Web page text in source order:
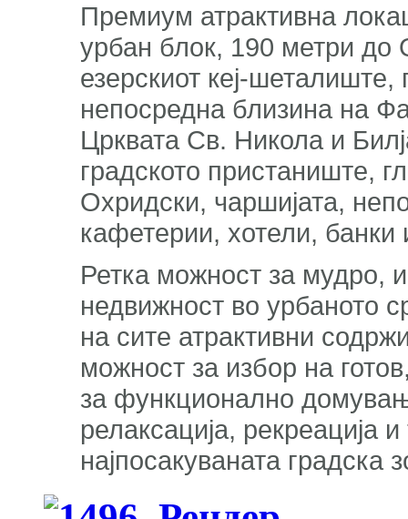
Премиум атрактивна
урбан блок, 190 метри
езерскиот кеј-
непосредна близина на
Црквата Св. Никола и
градското пристаниште,
Охридски, чаршијата,
кафетерии, хотели, банки
Ретка можност за мудро,
недвижност во урбаното
на сите атрактивни
можност за избор на
за функционално
релаксација, рекреација
најпосакуваната